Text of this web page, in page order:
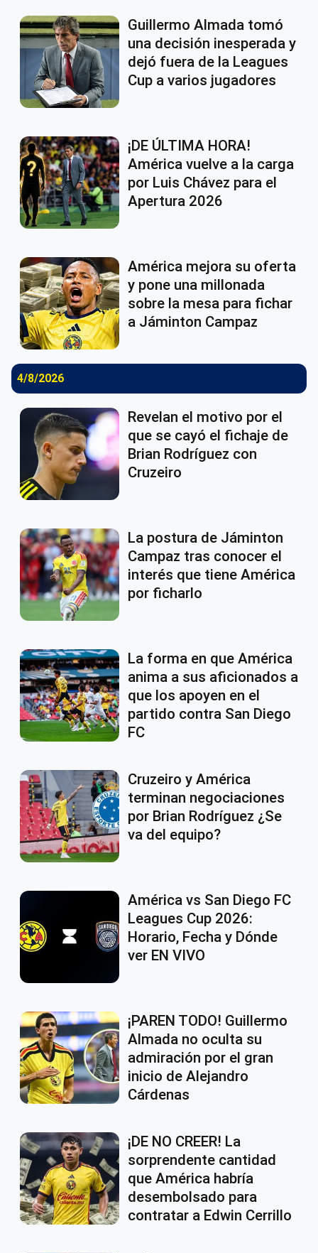
Guillermo Almada tomó
una decisión inesperada y
dejó fuera de la Leagues
Cup a varios jugadores
¡DE ÚLTIMA HORA!
América vuelve a la carga
por Luis Chávez para el
Apertura 2026
América mejora su oferta
y pone una millonada
sobre la mesa para fichar
a Jáminton Campaz
4/8/2026
Revelan el motivo por el
que se cayó el fichaje de
Brian Rodríguez con
Cruzeiro
La postura de Jáminton
Campaz tras conocer el
interés que tiene América
por ficharlo
La forma en que América
anima a sus aficionados a
que los apoyen en el
partido contra San Diego
FC
Cruzeiro y América
terminan negociaciones
por Brian Rodríguez ¿Se
va del equipo?
América vs San Diego FC
Leagues Cup 2026:
Horario, Fecha y Dónde
ver EN VIVO
¡PAREN TODO! Guillermo
Almada no oculta su
admiración por el gran
inicio de Alejandro
Cárdenas
¡DE NO CREER! La
sorprendente cantidad
que América habría
desembolsado para
contratar a Edwin Cerrillo